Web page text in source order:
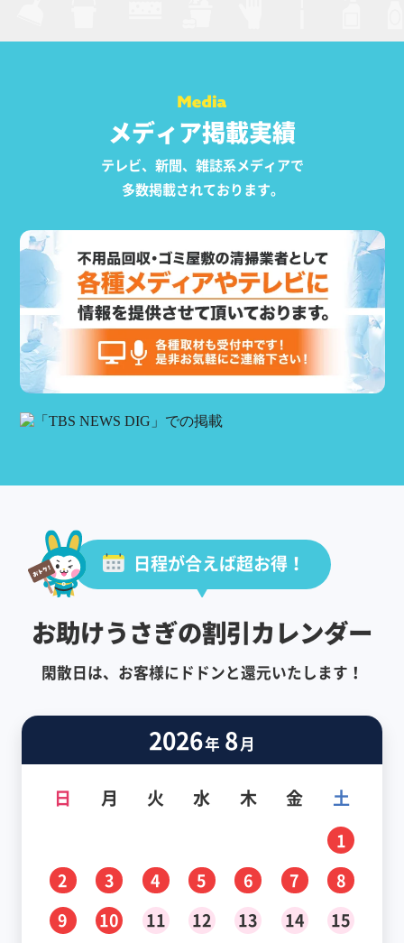
メディア掲載実績
テレビ、新聞、雑誌系メディアで
多数掲載されております。
日程が合えば超お得！
お助けうさぎの割引カレンダー
閑散日は、お客様にドドンと還元いたします！
2026年 8月
日 月 火 水 木 金 土
1
2
3 4 5 6 7
8
9
10 11 12 13 14
15